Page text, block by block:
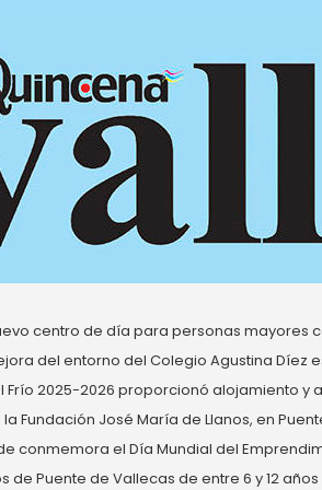
centro de día para personas mayores
del entorno del Colegio Agustina Díez
Frío 2025-2026 proporcionó alojamiento y
la Fundación José María de Llanos, en
conmemora el Día Mundial del
de Puente de Vallecas de entre 6 y 12